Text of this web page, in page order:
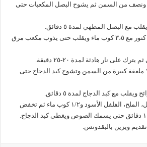
ونصف من السمن ثم يشوح البصل المكعبات حتى
البصل المطهي لمدة ٥ دقائق.
يضاف مكعب مرق الدجاج كنور مع ٣،٥ كوب ماء ويقلب حتى يذوب مكعب مرق
على نار هادئة لمدة ٢٠-٢٥ دقيقة.
في مقلاة كبيرة، تذوب ١،٥ ملعقة كبيرة من السمن وتشوح كبد الدجاج حتى
مع كبد الدجاج لمدة ٥ دقائق.
يضاف العسل الأسود، الخل، الملح، الفلفل الأسود و١/٢ كوب ماء ثم تخفض
ويزين بالبقدونس.